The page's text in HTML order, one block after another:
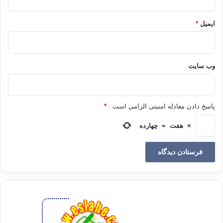
جحا گفت: جناب حاکم صبر بفرمایید و مرا ببخشید؛ من به شتاب در نقل ماجرا
را کشته است!
حاکم گفت: وای بر تو! الآن موضوع فرق می کند، باید در مورد این حادثه دوباره
باعث بروز تنش سیاسی در پاره ای از اجتماعات شده و کلّی جر و بحث به پا
خواسته که آیا دم اسب قاضی چون دم دیگر اسب­ها است؟ یا نه از جایگاهی ویژه
برخوردار است؟
ما این شوخی ها را زمانی مطرح می کنیم که زندگی و آرامش هزاران نفر را
دردهای جانفرسا و الام کشنده، نابود ساخته است ؛ و این عادت ما است که هر
چیزی را به شوخی می گیریم؛ حتی شکست­ها و مصیبت­هایمان را …!!
کنند. یکی از آنان طیّ نامه ای از استاد مصطفی امین استمداد کرد؛ ایشان هم با
حسن ظنّ آن را منتشر ساختند و با این سوز دردناک بر آن مهر تأیید نهادند: « از
طریق پست دمشق نامه ای به دستم رسید که بیشتر به دیوان شعری می
ایمیل *
وب‌ سایت
پاسخ دادن معادله امنیتی الزامی است . *
× هفت = چهارده